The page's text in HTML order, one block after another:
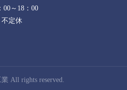
00～18：00
不定休
All rights reserved.